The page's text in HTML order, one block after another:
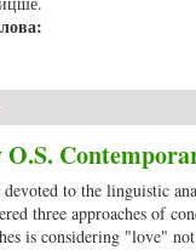
O.S.
to the linguistic
three approaches of
is considering "love"